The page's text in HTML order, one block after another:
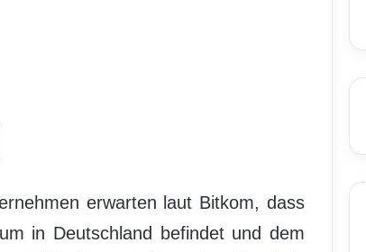
erwarten laut Bitkom, dass
in Deutschland befindet und dem